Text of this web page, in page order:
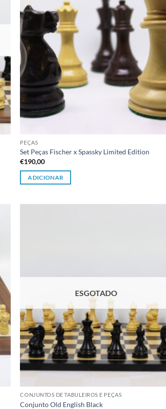
PEÇAS
Set Peças Fischer x Spassky Limited Edition
€190,00
ADICIONAR
ESGOTADO
CONJUNTOS DE TABULEIROS E PEÇAS
Conjunto Old English Black